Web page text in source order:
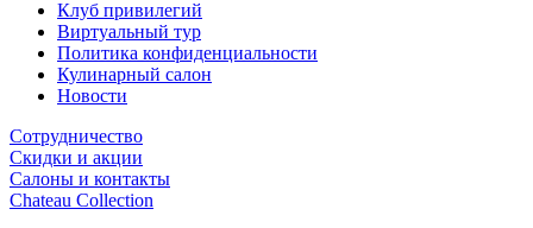
Клуб привилегий
Виртуальный тур
Политика конфиденциальности
Кулинарный салон
Новости
Сотрудничество
Скидки и акции
Салоны и контакты
Chateau Collection